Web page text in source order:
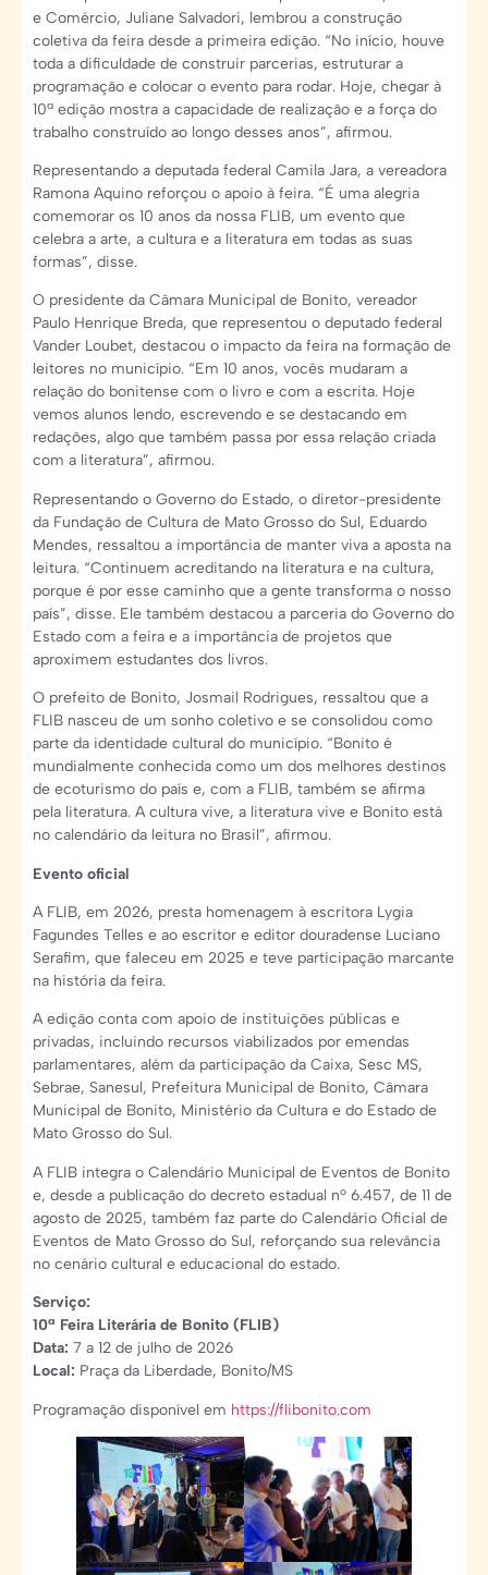
e Comércio, Juliane Salvadori, lembrou a construção
coletiva da feira desde a primeira edição. “No início, houve
toda a dificuldade de construir parcerias, estruturar a
programação e colocar o evento para rodar. Hoje, chegar à
10ª edição mostra a capacidade de realização e a força do
trabalho construído ao longo desses anos”, afirmou.
Representando a deputada federal Camila Jara, a vereadora
Ramona Aquino reforçou o apoio à feira. “É uma alegria
comemorar os 10 anos da nossa FLIB, um evento que
celebra a arte, a cultura e a literatura em todas as suas
formas”, disse.
O presidente da Câmara Municipal de Bonito, vereador
Paulo Henrique Breda, que representou o deputado federal
Vander Loubet, destacou o impacto da feira na formação de
leitores no município. “Em 10 anos, vocês mudaram a
relação do bonitense com o livro e com a escrita. Hoje
vemos alunos lendo, escrevendo e se destacando em
redações, algo que também passa por essa relação criada
com a literatura”, afirmou.
Representando o Governo do Estado, o diretor-presidente
da Fundação de Cultura de Mato Grosso do Sul, Eduardo
Mendes, ressaltou a importância de manter viva a aposta na
leitura. “Continuem acreditando na literatura e na cultura,
porque é por esse caminho que a gente transforma o nosso
país”, disse. Ele também destacou a parceria do Governo do
Estado com a feira e a importância de projetos que
aproximem estudantes dos livros.
O prefeito de Bonito, Josmail Rodrigues, ressaltou que a
FLIB nasceu de um sonho coletivo e se consolidou como
parte da identidade cultural do município. “Bonito é
mundialmente conhecida como um dos melhores destinos
de ecoturismo do país e, com a FLIB, também se afirma
pela literatura. A cultura vive, a literatura vive e Bonito está
no calendário da leitura no Brasil”, afirmou.
Evento oficial
A FLIB, em 2026, presta homenagem à escritora Lygia
Fagundes Telles e ao escritor e editor douradense Luciano
Serafim, que faleceu em 2025 e teve participação marcante
na história da feira.
A edição conta com apoio de instituições públicas e
privadas, incluindo recursos viabilizados por emendas
parlamentares, além da participação da Caixa, Sesc MS,
Sebrae, Sanesul, Prefeitura Municipal de Bonito, Câmara
Municipal de Bonito, Ministério da Cultura e do Estado de
Mato Grosso do Sul.
A FLIB integra o Calendário Municipal de Eventos de Bonito
e, desde a publicação do decreto estadual nº 6.457, de 11 de
agosto de 2025, também faz parte do Calendário Oficial de
Eventos de Mato Grosso do Sul, reforçando sua relevância
no cenário cultural e educacional do estado.
Serviço:
10ª Feira Literária de Bonito (FLIB)
Data: 7 a 12 de julho de 2026
Local: Praça da Liberdade, Bonito/MS
Programação disponível em https://flibonito.com